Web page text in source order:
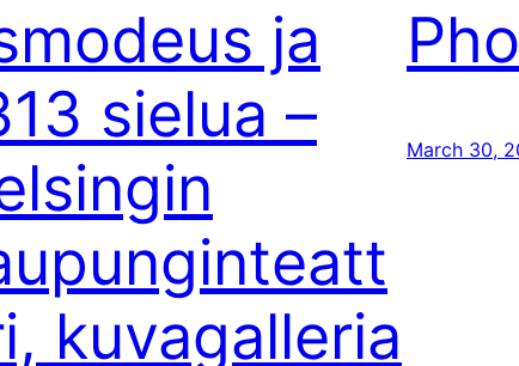
ja
sielua –
kuvagalleria
March 30,